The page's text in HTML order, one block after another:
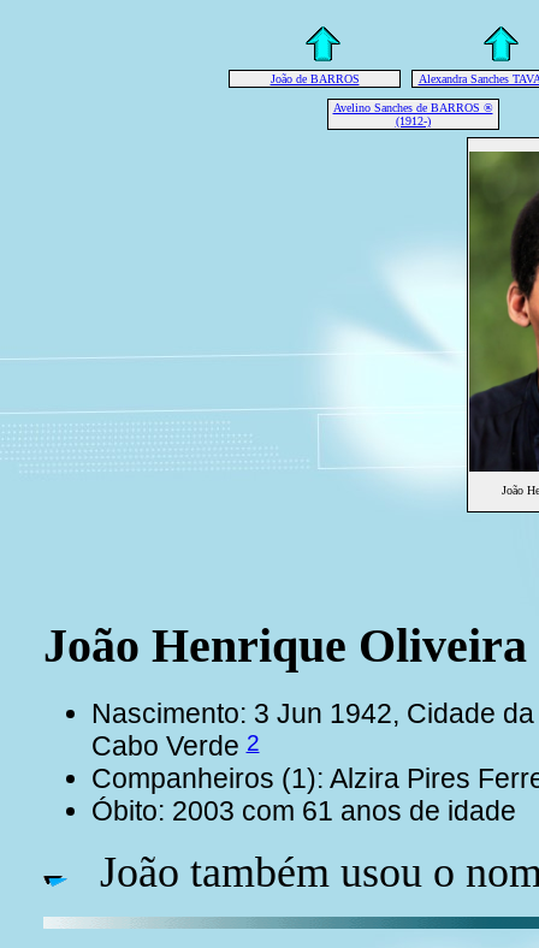
João de BARROS Alexandra Sanches
Avelino Sanches de BARROS ®
(1912-)
João
João Henrique
Nascimento: 3 Jun 1942, Cidade
Cabo Verde2
Companheiros (1): Alzira Pires
Óbito: 2003 com 61 anos de idade
João também usou o